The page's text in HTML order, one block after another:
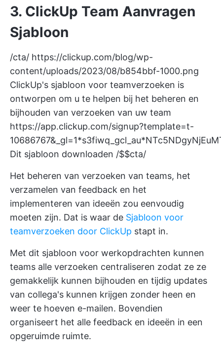
3. ClickUp Team Aanvragen
Sjabloon
/cta/ https://clickup.com/blog/wp-
content/uploads/2023/08/b854bbf-1000.png
ClickUp's sjabloon voor teamverzoeken is
ontworpen om u te helpen bij het beheren en
bijhouden van verzoeken van uw team
https://app.clickup.com/signup?template=t-
Dit sjabloon downloaden /$$cta/
Het beheren van verzoeken van teams, het
verzamelen van feedback en het
implementeren van ideeën zou eenvoudig
moeten zijn. Dat is waar de Sjabloon voor
teamverzoeken door ClickUp stapt in.
Met dit sjabloon voor werkopdrachten kunnen
teams alle verzoeken centraliseren zodat ze ze
gemakkelijk kunnen bijhouden en tijdig updates
van collega's kunnen krijgen zonder heen en
weer te hoeven e-mailen. Bovendien
organiseert het alle feedback en ideeën in een
opgeruimde ruimte.